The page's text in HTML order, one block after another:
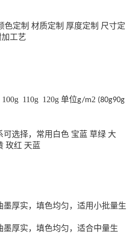
色定制 材质定制 厚度定制 尺寸定
工艺
110g 120g 单位g/m2 (80g90g
可选择，常用白色 宝蓝 草绿 大
玫红 天蓝
墨厚实，填色均匀，适用小批量生
墨厚实，填色均匀，适合中量生